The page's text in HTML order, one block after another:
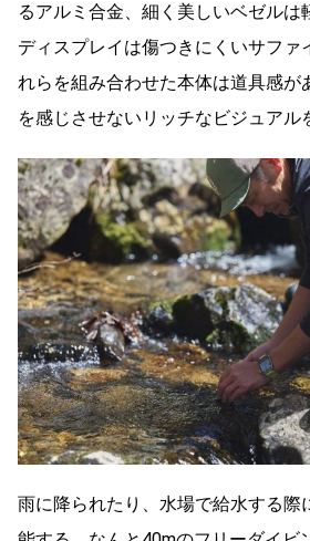
るアルミ合金、細く美しいベゼルは
ディスプレイは傷つきにくいサファ
れらを組み合わせた本体は道具感が
を感じさせないリッチなビジュアル
雨に降られたり、水場で給水する際